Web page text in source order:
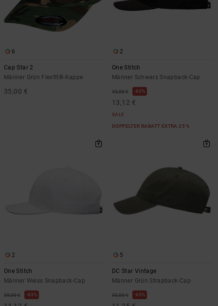
6
Cap Star 2
Männer Grün Flexfit®-Kappe
35,00 €
2
One Stitch
Männer Schwarz Snapback-Cap
35,00 € 63%
13,12 €
SALE
DOPPELTER RABATT EXTRA 25 %
2
One Stitch
Männer Weiss Snapback-Cap
35,00 € 63%
5
DC Star Vintage
Männer Grün Strapback-Cap
30,00 € 63%